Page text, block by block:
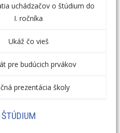
uchádzačov o štúdium do
I. ročníka
Ukáž čo vieš
pre budúcich prvákov
prezentácia školy
ŠTÚDIUM